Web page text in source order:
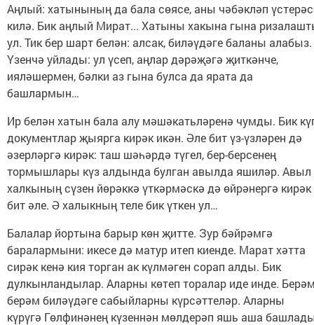
Аңлый: хатынының да бала сөясе, аны чәбәкләп
килә. Бик аңлый Мират... Хатыны хакына гына
ул. Тик бер шарт белән: алсак, биләүдәге баланы алабыз.
Үзенчә уйлады: ул үсеп, аңлар дәрәҗәгә җиткәнче,
ияләшермен, бәлки аз гына булса да ярата да
башлармын…
Ир белән хатын бала алу мәшәкатьләренә чумды. Бик
документлар җыярга кирәк икән. Әле бит үз-үзләрен дә
әзерләргә кирәк: таш шәһәрдә түгел, бер-берсенең
тормышлары күз алдында булган авылда яшиләр. Авыл
халкының сүзен йөрәккә үткәрмәскә дә өйрәнергә кирәк
бит әле. Ә халыкның теле бик үткен ул…
Балалар йортына барыр көн җитте. Зур бәйрәмгә
баралармыни: икесе дә матур итеп киенде. Марат хәтта
сирәк кенә кия торган ак күлмәген сорап алды. Бик
дулкынландылар. Аларны көтеп торалар иде инде.
берәм биләүдәге сабыйларны күрсәттеләр. Аларны
күрүгә Гөлфинәнең күзеннән мөлдерәп яшь аша